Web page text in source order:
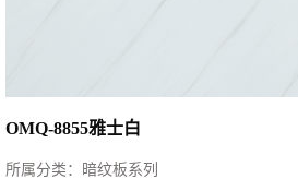
OMQ-8855雅士白
所属分类：
暗纹板系列